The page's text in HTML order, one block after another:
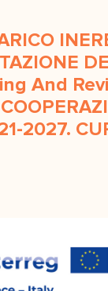
And
2027.